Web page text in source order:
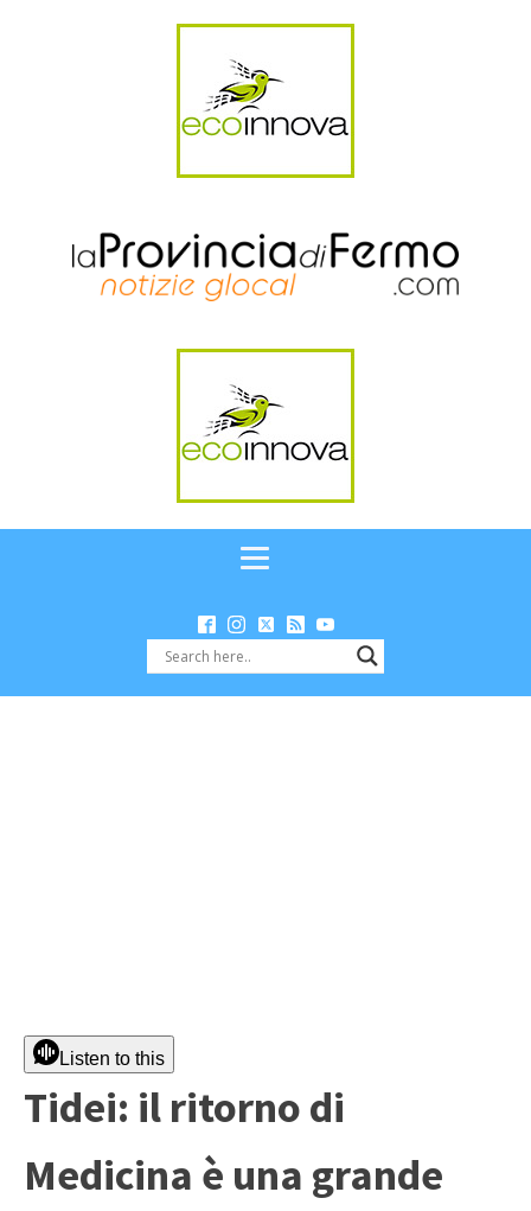
Listen to this
Tidei: il ritorno di
Medicina è una grande